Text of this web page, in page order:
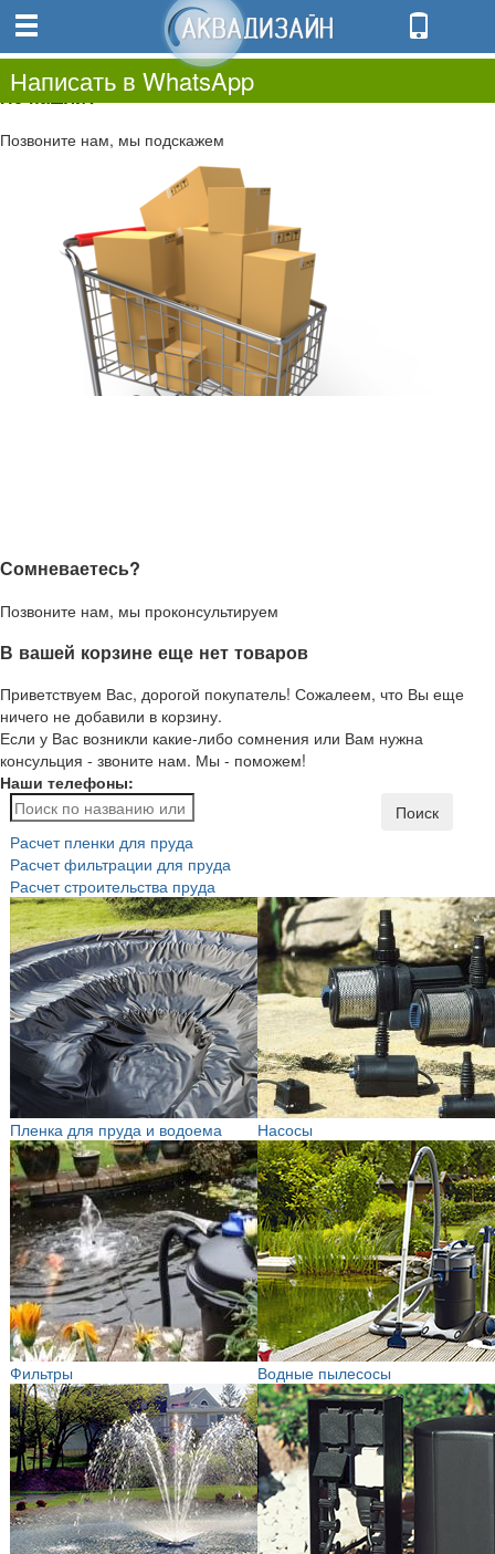
0.00
0
Не нашли?
Позвоните нам, мы подскажем
Сомневаетесь?
Позвоните нам, мы проконсультируем
В вашей корзине еще нет товаров
Приветствуем Вас, дорогой покупатель! Сожалеем, что Вы еще
ничего не добавили в корзину.
Если у Вас возникли какие-либо сомнения или Вам нужна
консульция - звоните нам. Мы - поможем!
Наши телефоны:
Написать в WhatsApp
Поиск
Расчет пленки для пруда
Расчет фильтрации для пруда
Расчет строительства пруда
Пленка для пруда и водоема Насосы
Фильтры Водные пылесосы